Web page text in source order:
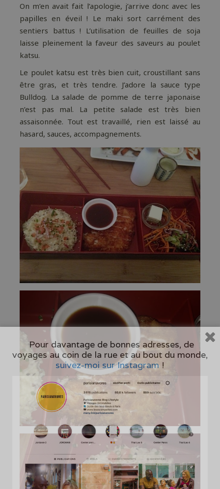
On m’en avait fait l’apologie, j’arrive donc avec les
papilles en éveil ! Le maki sort carrément des
sentiers battus ! L’utilisation de feuilles de soja
laisse pleinement la faveur des saveurs au poulet
katsu.
Le poulet katsu est très bien cuit, croustillant sans
être gras, et très tendre. J’adore la sauce type
Bulldog. La salade de pomme de terre japonaise
n’est pas mal. La petite salade est très bien
assaisonnée. Tout est travaillé, rien est laissé au
hasard, sauces, accompagnements.
Pour davantage de bonnes adresses, de
voyages au coin de la rue et au bout du monde,
suivez-moi sur Instagram !